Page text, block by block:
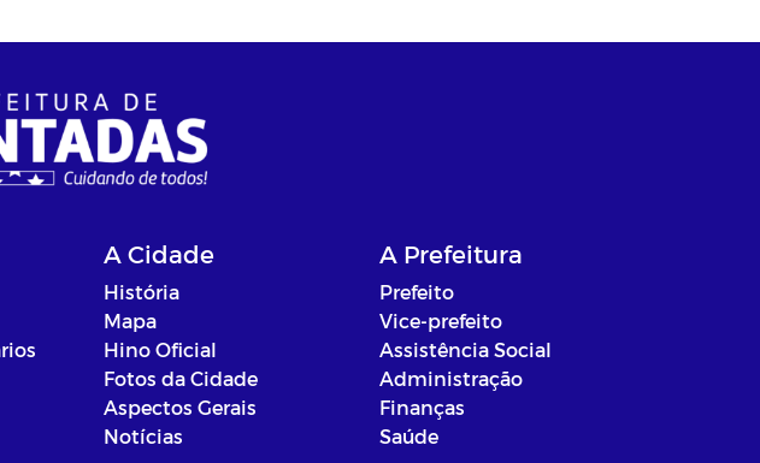
A Cidade
História
Mapa
Hino Oficial
Fotos da Cidade
Aspectos Gerais
Notícias
A Prefeitura
Prefeito
Vice-prefeito
Assistência Social
Administração
Finanças
Saúde